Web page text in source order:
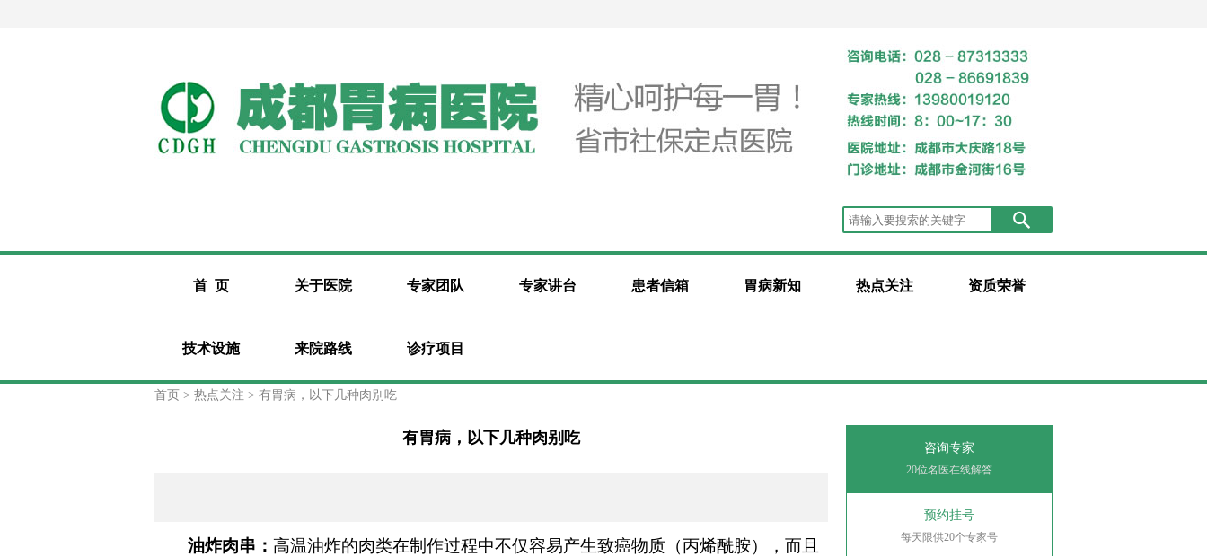
首 页 关于医院 专家团队 专家讲台 患者信箱 胃病新知 热点关注 资质荣誉
技术设施 来院路线 诊疗项目
首页 > 热点关注 > 有胃病，以下几种肉别吃
咨询专家
20位名医在线解答
预约挂号
每天限供20个专家号
有胃病，以下几种肉别吃
油炸肉串： 高温油炸的肉类在制作过程中不仅容易产生致癌物质（丙烯酰胺）
，而且